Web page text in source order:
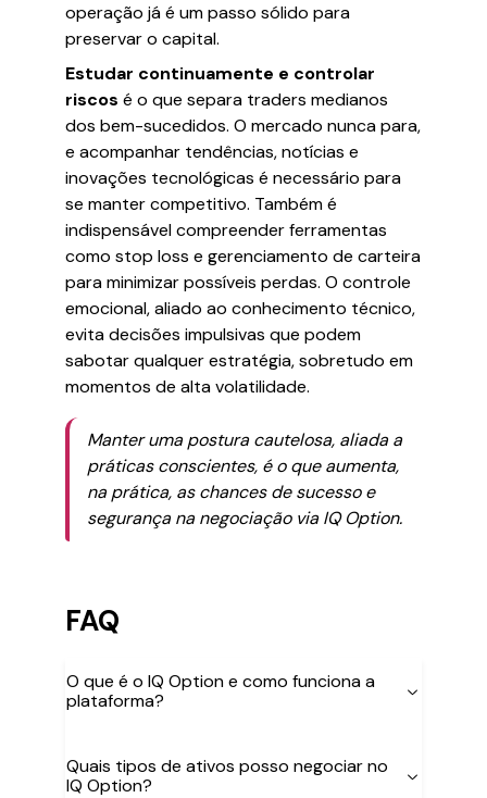
operação já é um passo sólido para
preservar o capital.
Estudar continuamente e controlar
riscos é o que separa traders medianos
dos bem-sucedidos. O mercado nunca para,
e acompanhar tendências, notícias e
inovações tecnológicas é necessário para
se manter competitivo. Também é
indispensável compreender ferramentas
como stop loss e gerenciamento de carteira
para minimizar possíveis perdas. O controle
emocional, aliado ao conhecimento técnico,
evita decisões impulsivas que podem
sabotar qualquer estratégia, sobretudo em
momentos de alta volatilidade.
Manter uma postura cautelosa, aliada a
práticas conscientes, é o que aumenta,
na prática, as chances de sucesso e
segurança na negociação via IQ Option.
FAQ
O que é o IQ Option e como funciona a
plataforma?
Quais tipos de ativos posso negociar no
IQ Option?